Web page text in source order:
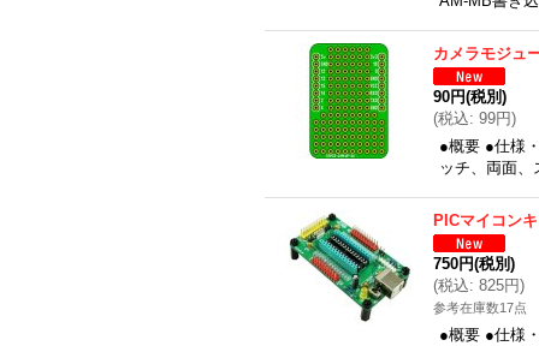
カメラモジュ
90円(税別)
(税込: 99円)
●概要 ●仕様
ッチ、両面
PICマイコン
750円(税別)
(税込: 825円)
参考在庫数17点
●概要 ●仕様